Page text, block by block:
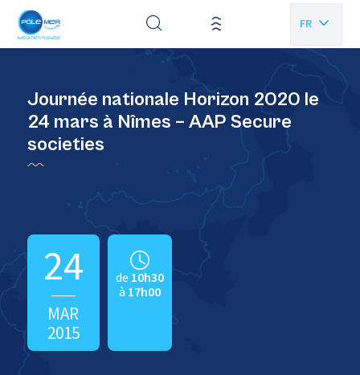
FR
Journée nationale Horizon 2020 le
24 mars à Nîmes – AAP Secure
societies
24
MAR
2015
de 10h30
à 17h00
Panneau de gestion des cookies